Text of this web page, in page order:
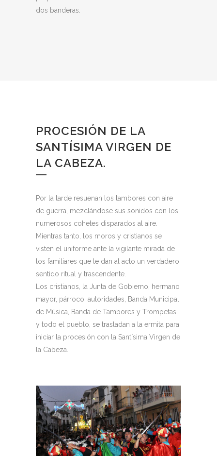
dos banderas.
PROCESIÓN DE LA
SANTÍSIMA VIRGEN DE
LA CABEZA.
Por la tarde resuenan los tambores con aire
de guerra, mezclándose sus sonidos con los
numerosos cohetes disparados al aire.
Mientras tanto, los moros y cristianos se
visten el uniforme ante la vigilante mirada de
los familiares que le dan al acto un verdadero
sentido ritual y trascendente.
Los cristianos, la Junta de Gobierno, hermano
mayor, párroco, autoridades, Banda Municipal
de Música, Banda de Tambores y Trompetas
y todo el pueblo, se trasladan a la ermita para
iniciar la procesión con la Santísima Virgen de
la Cabeza.